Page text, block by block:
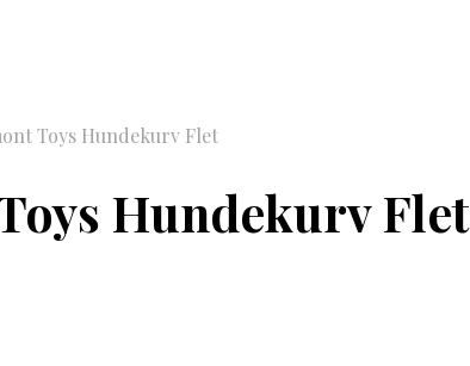
Toys Hundekurv Flet
Hundekurv Flet